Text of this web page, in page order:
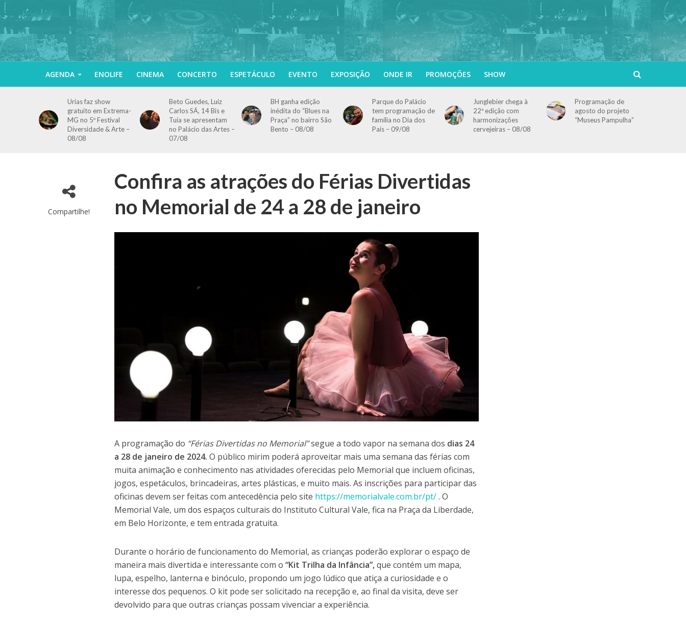
AGENDA ENOLIFE CINEMA CONCERTO ESPETÁCULO EVENTO EXPOSIÇÃO ONDE IR PROMOÇÕES SHOW
Urias faz show
gratuito em Extrema-
MG no 5º Festival
Diversidade & Arte –
08/08
Beto Guedes, Luiz
Carlos SÁ, 14 Bis e
Tuia se apresentam
no Palácio das Artes –
07/08
BH ganha edição
inédita do “Blues na
Praça” no bairro São
Bento – 08/08
Parque do Palácio
tem programação de
família no Dia dos
Pais – 09/08
Junglebier chega à
22ª edição com
harmonizações
cervejeiras – 08/08
Programação de
agosto do projeto
“Museus Pampulha”
Compartilhe!
Confira as atrações do Férias Divertidas
no Memorial de 24 a 28 de janeiro
A programação do “Férias Divertidas no Memorial”segue a todo vapor na semana dos dias 24
a 28 de janeiro de 2024. O público mirim poderá aproveitar mais uma semana das férias com
muita animação e conhecimento nas atividades oferecidas pelo Memorial que incluem oficinas,
jogos, espetáculos, brincadeiras, artes plásticas, e muito mais. As inscrições para participar das
oficinas devem ser feitas com antecedência pelo site https://memorialvale.com.br/pt/. O
Memorial Vale, um dos espaços culturais do Instituto Cultural Vale, fica na Praça da Liberdade,
em Belo Horizonte, e tem entrada gratuita.
Durante o horário de funcionamento do Memorial, as crianças poderão explorar o espaço de
maneira mais divertida e interessante com o“Kit Trilha da Infância”,que contém um mapa,
lupa, espelho, lanterna e binóculo, propondo um jogo lúdico que atiça a curiosidade e o
interesse dos pequenos. O kit pode ser solicitado na recepção e, ao final da visita, deve ser
devolvido para que outras crianças possam vivenciar a experiência.